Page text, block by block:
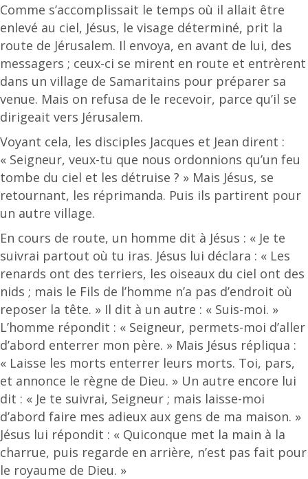
Comme s’accomplissait le temps où il allait être
enlevé au ciel, Jésus, le visage déterminé, prit la
route de Jérusalem. Il envoya, en avant de lui, des
messagers ; ceux-ci se mirent en route et entrèrent
dans un village de Samaritains pour préparer sa
venue. Mais on refusa de le recevoir, parce qu’il se
dirigeait vers Jérusalem.
Voyant cela, les disciples Jacques et Jean dirent :
« Seigneur, veux-tu que nous ordonnions qu’un feu
tombe du ciel et les détruise ? » Mais Jésus, se
retournant, les réprimanda. Puis ils partirent pour
un autre village.
En cours de route, un homme dit à Jésus : « Je te
suivrai partout où tu iras. Jésus lui déclara : « Les
renards ont des terriers, les oiseaux du ciel ont des
nids ; mais le Fils de l’homme n’a pas d’endroit où
reposer la tête. » Il dit à un autre : « Suis-moi. »
L’homme répondit : « Seigneur, permets-moi d’aller
d’abord enterrer mon père. » Mais Jésus répliqua :
« Laisse les morts enterrer leurs morts. Toi, pars,
et annonce le règne de Dieu. » Un autre encore lui
dit : « Je te suivrai, Seigneur ; mais laisse-moi
d’abord faire mes adieux aux gens de ma maison. »
Jésus lui répondit : « Quiconque met la main à la
charrue, puis regarde en arrière, n’est pas fait pour
le royaume de Dieu. »